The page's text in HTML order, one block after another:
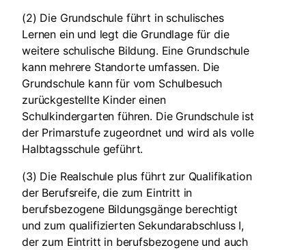
(2) Die Grundschule führt in schulisches
Lernen ein und legt die Grundlage für die
weitere schulische Bildung. Eine Grundschule
kann mehrere Standorte umfassen. Die
Grundschule kann für vom Schulbesuch
zurückgestellte Kinder einen
Schulkindergarten führen. Die Grundschule ist
der Primarstufe zugeordnet und wird als volle
Halbtagsschule geführt.
(3) Die Realschule plus führt zur Qualifikation
der Berufsreife, die zum Eintritt in
berufsbezogene Bildungsgänge berechtigt
und zum qualifizierten Sekundarabschluss I,
der zum Eintritt in berufsbezogene und auch